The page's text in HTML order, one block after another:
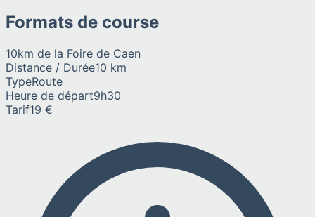
Formats de course
10km de la Foire de Caen
Distance / Durée10 km
TypeRoute
Heure de départ9h30
Tarif19 €